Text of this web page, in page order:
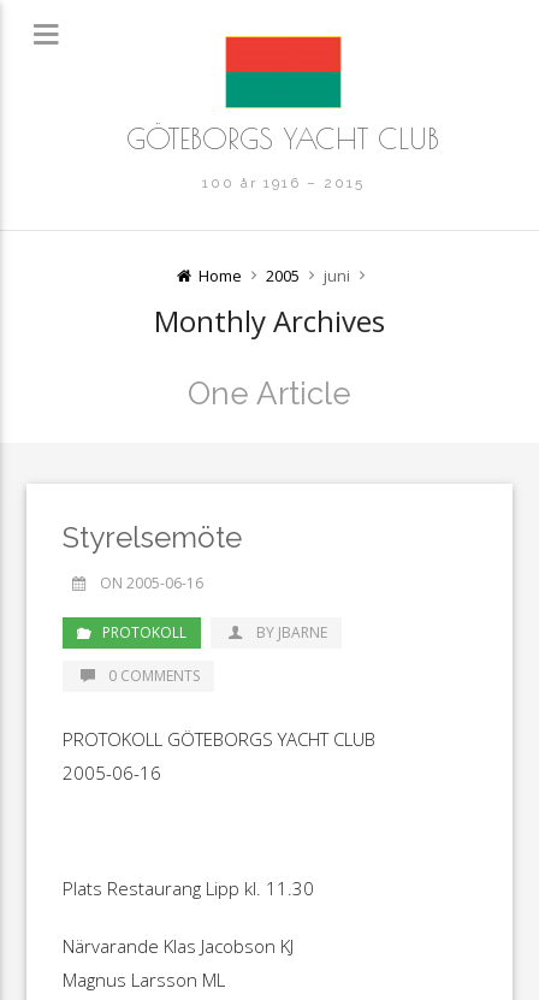
GÖTEBORGS YACHT CLUB
100 år 1916 – 2015
Home 2005 juni
Monthly Archives
One Article
Styrelsemöte
ON 2005-06-16
PROTOKOLL BY JBARNE
0 COMMENTS
PROTOKOLL GÖTEBORGS YACHT CLUB
2005-06-16
Plats Restaurang Lipp kl. 11.30
Närvarande Klas Jacobson KJ
Magnus Larsson ML